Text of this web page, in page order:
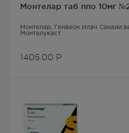
Монтелар таб ппо 10мг
Монтелар , Генвеон Илач Санайи
Монтелукаст
1405.00 Р